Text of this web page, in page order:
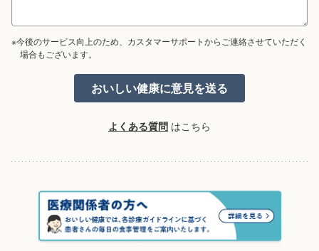
※今後のサービス向上のため、カスタマーサポートからご連絡させていただく
場合もございます。
よくある質問 はこちら